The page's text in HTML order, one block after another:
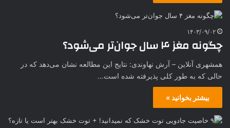
۱۴۰۳/۰۹/۰۲
چگونه مغز ۴ سال جوان‌تر می‌شود؟
همشهری آنلاین – آرش نهاوندی: نتایج این مطالعه نشان می‌دهد که در
حالی که به طور کلی پذیرفته شده است…
بیشتر بخوانید »